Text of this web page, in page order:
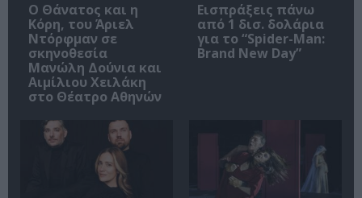
Ο Θάνατος και η
Κόρη, του Άριελ
Ντόρφμαν σε
σκηνοθεσία
Μανώλη Δούνια και
Αιμίλιου Χειλάκη
στο Θέατρο Αθηνών
Εισπράξεις πάνω
από 1 δισ. δολάρια
για το “Spider-Man:
Brand New Day”